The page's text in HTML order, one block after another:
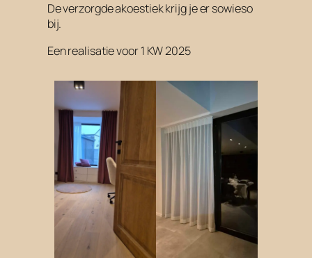
De verzorgde akoestiek krijg je er sowieso
bij.
Een realisatie voor 1 KW 2025